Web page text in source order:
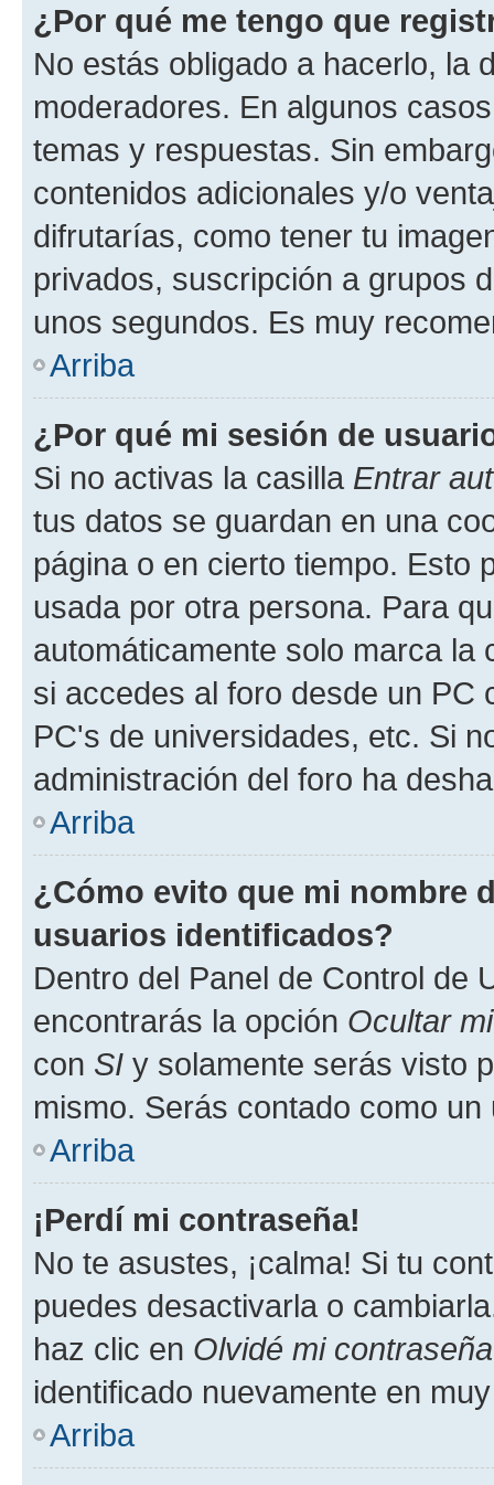
¿Por qué me tengo que
No estás obligado a hacerlo, la
moderadores. En algunos
temas y respuestas. Sin
contenidos adicionales y/o
difrutarías, como tener tu
privados, suscripción a grupos
unos segundos. Es muy
Arriba
¿Por qué mi sesión de
Si no activas la casilla Entrar
tus datos se guardan en una
página o en cierto tiempo. Esto
usada por otra persona. Para
automáticamente solo marca la
si accedes al foro desde un PC
PC's de universidades, etc. Si
administración del foro ha
Arriba
¿Cómo evito que mi nombre
usuarios identificados?
Dentro del Panel de Control de
encontrarás la opción Ocultar
con SI y solamente serás visto
mismo. Serás contado como un
Arriba
¡Perdí mi contraseña!
No te asustes, ¡calma! Si tu
puedes desactivarla o
haz clic en Olvidé mi contraseña
identificado nuevamente en
Arriba